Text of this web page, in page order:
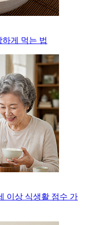
하게 먹는 법
이상 식생활 점수 가